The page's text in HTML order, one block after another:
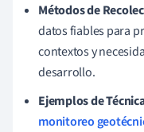
Métodos de
datos fiables para
contextos y
desarrollo.
Ejemplos de
monitoreo